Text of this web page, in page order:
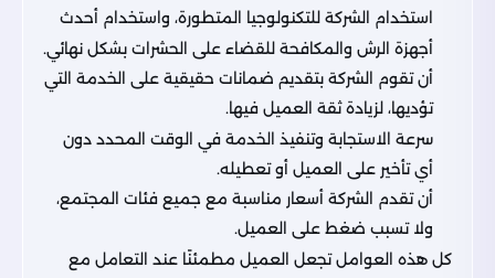
استخدام الشركة للتكنولوجيا المتطورة، واستخدام أحدث
أجهزة الرش والمكافحة للقضاء على الحشرات بشكل نهائي.
أن تقوم الشركة بتقديم ضمانات حقيقية على الخدمة التي
تؤديها، لزيادة ثقة العميل فيها.
سرعة الاستجابة وتنفيذ الخدمة في الوقت المحدد دون
أي تأخير على العميل أو تعطيله.
أن تقدم الشركة أسعار مناسبة مع جميع فئات المجتمع،
ولا تسبب ضغط على العميل.
كل هذه العوامل تجعل العميل مطمئنًا عند التعامل مع